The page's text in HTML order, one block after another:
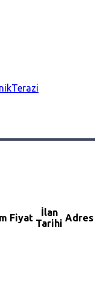
Terazi
Fiyat
İlan
Tarihi Adres